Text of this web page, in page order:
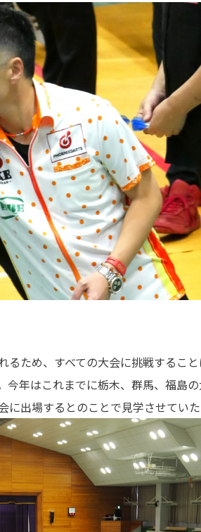
ため、すべての大会に挑戦するこ
年はこれまでに栃木、群馬、福島
出場するとのことで見学させていた